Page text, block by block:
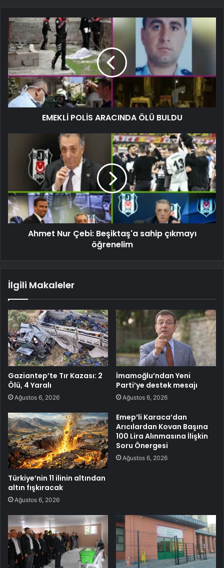
EMEKLİ POLİS ARACINDA ÖLÜ BULDU
Ahmet Nur Çebi: Beşiktaş'a sahip çıkmayı
öğrenelim
İlgili Makaleler
Gaziantep’te Tır Kazası: 2
Ölü, 4 Yaralı
Ağustos 6, 2026
İmamoğlu’ndan Yeni
Parti’ye destek mesajı
Ağustos 6, 2026
Türkiye’nin 11 ilinin altından
altın fışkıracak
Ağustos 6, 2026
Emep’li Karaca’dan
Arıcılardan Kovan Başına
100 Lira Alınmasına İlişkin
Soru Önergesi
Ağustos 6, 2026